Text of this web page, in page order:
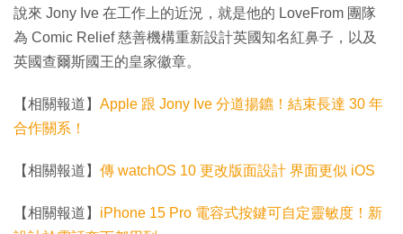
說來 Jony Ive 在工作上的近況，就是他的 LoveFrom 團隊
為 Comic Relief 慈善機構重新設計英國知名紅鼻子，以及
英國查爾斯國王的皇家徽章。
【相關報道】 Apple 跟 Jony Ive 分道揚鑣！結束長達 30 年
合作關系！
【相關報道】 傳 watchOS 10 更改版面設計 界面更似 iOS
【相關報道】 iPhone 15 Pro 電容式按鍵可自定靈敏度！新